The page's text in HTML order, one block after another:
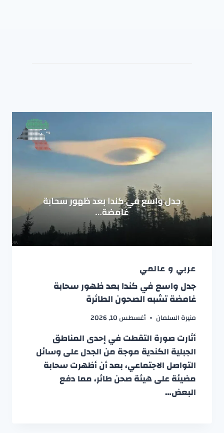
عربي و عالمي
جدل واسع في كندا بعد ظهور سحابة
غامضة تشبه الصحون الطائرة
منيرة السلمان أغسطس 10, 2026
أثارت صورة التقطت في إحدى المناطق
الجبلية الكندية موجة من الجدل على وسائل
التواصل الاجتماعي، بعد أن أظهرت سحابة
مضيئة على هيئة صحن طائر، مما دفع
البعض…